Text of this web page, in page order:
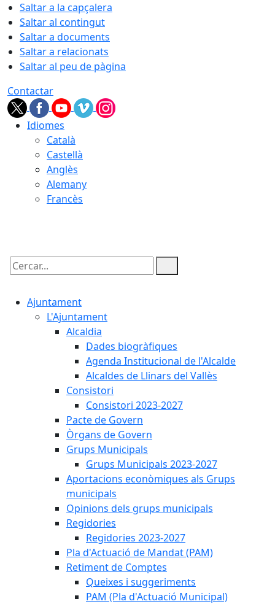
Saltar a la capçalera
Saltar al contingut
Saltar a documents
Saltar a relacionats
Saltar al peu de pàgina
Contactar
Idiomes
Català
Castellà
Anglès
Alemany
Francès
Cercar:
Ajuntament
L'Ajuntament
Alcaldia
Dades biogràfiques
Agenda Institucional de l'Alcalde
Alcaldes de Llinars del Vallès
Consistori
Consistori 2023-2027
Pacte de Govern
Òrgans de Govern
Grups Municipals
Grups Municipals 2023-2027
Aportacions econòmiques als Grups
municipals
Opinions dels grups municipals
Regidories
Regidories 2023-2027
Pla d'Actuació de Mandat (PAM)
Retiment de Comptes
Queixes i suggeriments
PAM (Pla d'Actuació Municipal)